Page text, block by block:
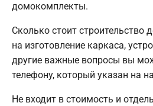
домокомплекты.
Сколько стоит строительство
на изготовление каркаса,
другие важные вопросы вы
телефону, который указан на
Не входит в стоимость и